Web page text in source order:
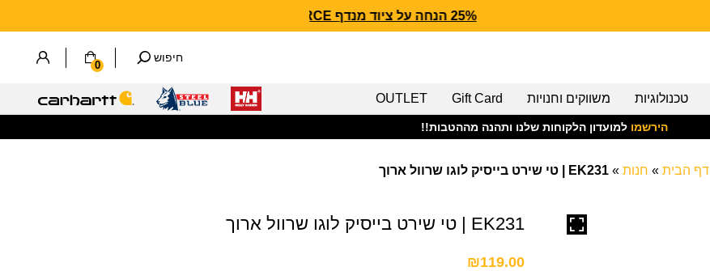
25% הנחה על ציוד מנדף CARHARTT FORCE
חיפוש
0
טכנולוגיות משווקים וחנויות Gift Card
OUTLET
הירשמו למועדון הלקוחות שלנו ותהנה מההטבות!!
דף הבית » חנות » EK231 | טי שירט בייסיק לוגו שרוול ארוך
EK231 | טי שירט בייסיק לוגו שרוול ארוך
₪119.00